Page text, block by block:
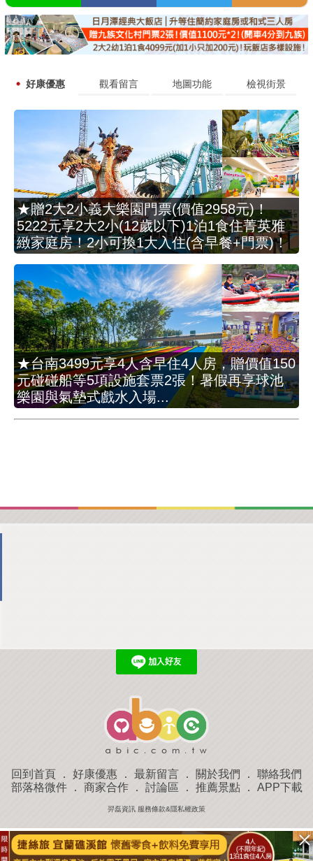
好康優惠 觀看留言 地圖功能 檢視街景
★贈2大2小義大樂園門票(價值2958元)！
5222元享2大2小(12歲以下)1泊1食住菁英雅
緻家庭房！2小可換1大入住(含早餐+門票)！
★台南3499元享4人含早住4人房，贈價值150
元碰碰船等5項設施套票2張！暑假再享球池
樂園與氣墊式戲水入場...
回到首頁 ． 好康優惠 ． 最新留言 ． 關於我們 ． 聯絡我們
部落格微件． 商家合作． 討論區 ． 推薦景點． APP下載
羿磊資訊 服務條款&隱私權政策